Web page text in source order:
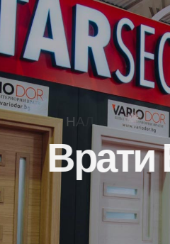
НА ЛИЧ НИВРАТ
Врати
ПОКАЖИ